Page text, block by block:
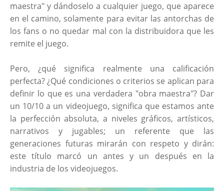
maestra" y dándoselo a cualquier juego, que aparece
en el camino, solamente para evitar las antorchas de
los fans o no quedar mal con la distribuidora que les
remite el juego.
Pero, ¿qué significa realmente una calificación
perfecta? ¿Qué condiciones o criterios se aplican para
definir lo que es una verdadera "obra maestra"? Dar
un 10/10 a un videojuego, significa que estamos ante
la perfección absoluta, a niveles gráficos, artísticos,
narrativos y jugables; un referente que las
generaciones futuras mirarán con respeto y dirán:
este título marcó un antes y un después en la
industria de los videojuegos.